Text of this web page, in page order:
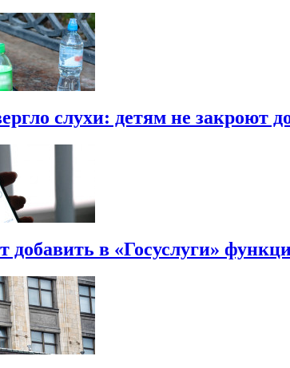
слухи: детям не закроют
добавить в «Госуслуги»